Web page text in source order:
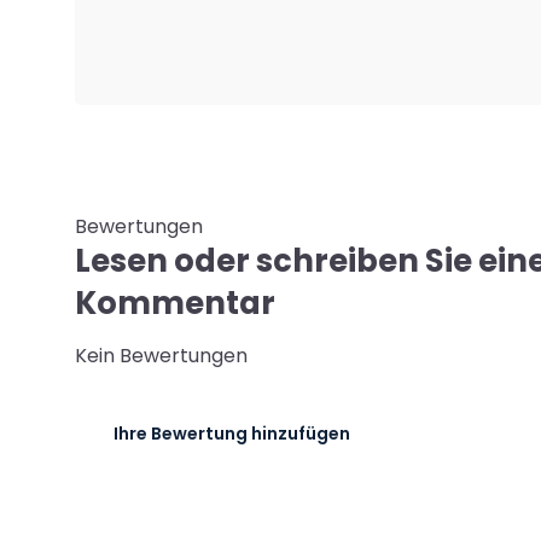
Bewertungen
Lesen oder schreiben Sie
Kommentar
Kein Bewertungen
Ihre Bewertung hinzufügen